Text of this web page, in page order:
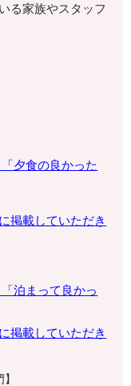
る家族やスタッフ
夕食の良かった
掲載していただき
泊まって良かっ
掲載していただき